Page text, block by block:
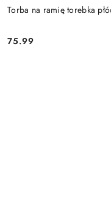
Torba na ramię torebka
Cena:
75.99